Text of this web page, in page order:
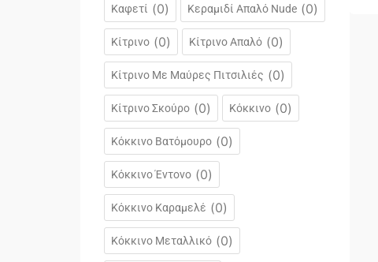
Καφετί (0) Κεραμιδί Απαλό Nude (0)
Κίτρινο (0) Κίτρινο Απαλό (0)
Κίτρινο Με Μαύρες Πιτσιλιές (0)
Κίτρινο Σκούρο (0) Κόκκινο (0)
Κόκκινο Βατόμουρο (0)
Κόκκινο Έντονο (0)
Κόκκινο Καραμελέ (0)
Κόκκινο Μεταλλικό (0)